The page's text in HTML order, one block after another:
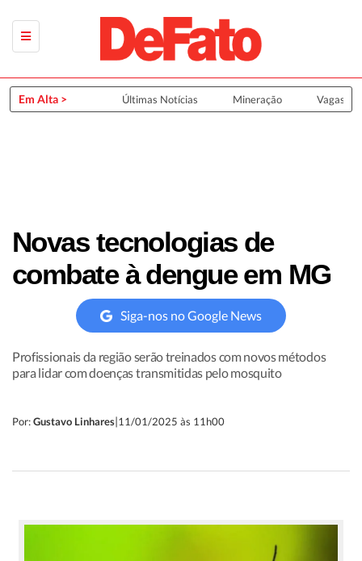
Em Alta > Últimas Notícias Mineração Vagas
Novas tecnologias de
combate à dengue em MG
Siga-nos no Google News
Profissionais da região serão treinados com novos métodos
para lidar com doenças transmitidas pelo mosquito
Por:Gustavo Linhares|11/01/2025 às 11h00